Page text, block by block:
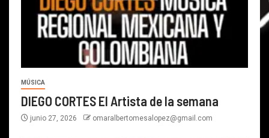
MÚSICA
DIEGO CORTES El Artista de la semana
junio 27, 2026 omaralbertomesalopez@gmail.com